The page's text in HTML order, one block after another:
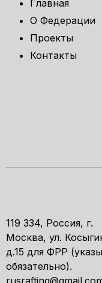
Главная
О Федерации
Проекты
Контакты
119 334, Россия, г.
Москва, ул.
д.15 для ФРР
обязательно).